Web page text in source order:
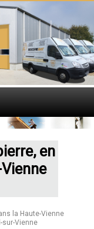
en
la Haute-Vienne
sur-Vienne